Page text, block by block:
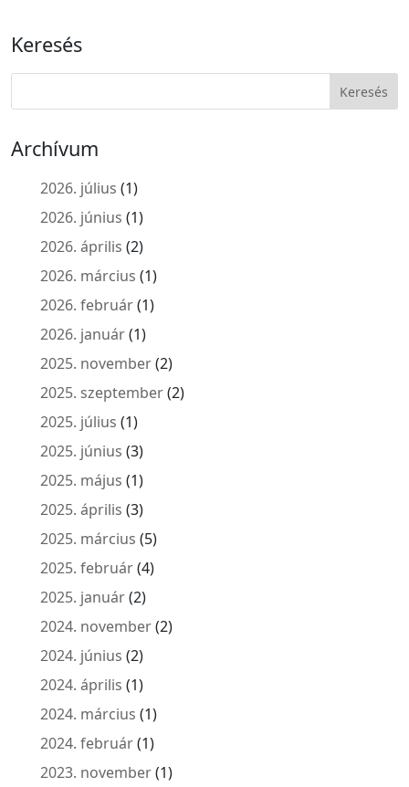
Keresés
Archívum
2026. július (1)
2026. június (1)
2026. április (2)
2026. március (1)
2026. február(1)
2026. január(1)
2025. november(2)
2025. szeptember(2)
2025. július (1)
2025. június (3)
2025. május (1)
2025. április (3)
2025. március (5)
2025. február(4)
2025. január(2)
2024. november(2)
2024. június (2)
2024. április (1)
2024. március (1)
2024. február(1)
2023. november(1)